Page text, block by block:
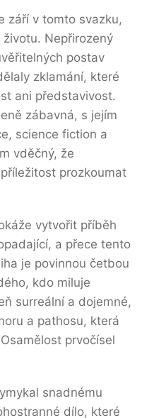
září v tomto svazku,
Nepřirozený
postav
zklamání, které
ani představivost.
zábavná, s jejím
science fiction a
vděčný, že
prozkoumat
vytvořit příběh
a přece tento
je povinnou četbou
kdo miluje
surreální a dojemné,
a pathosu, která
prvočísel
snadnému
dílo, které